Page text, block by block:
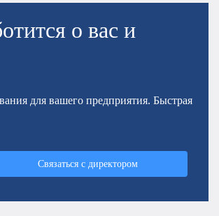
о вас и
для вашего предприятия. Быстрая
Связаться с директором